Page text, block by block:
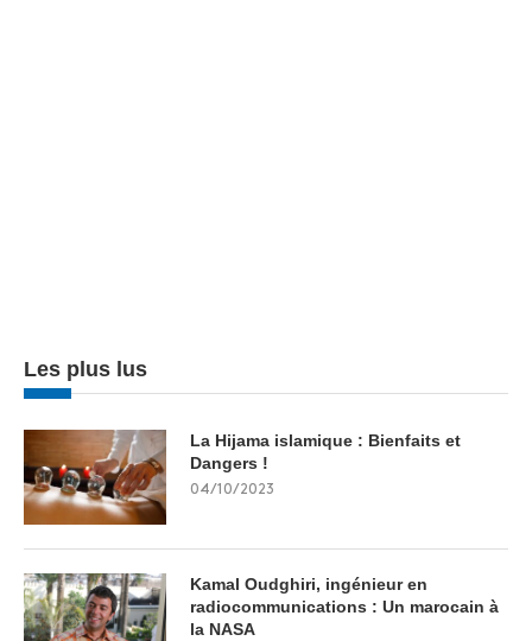
Les plus lus
La Hijama islamique : Bienfaits et
Dangers !
04/10/2023
Kamal Oudghiri, ingénieur en
radiocommunications : Un marocain à
la NASA